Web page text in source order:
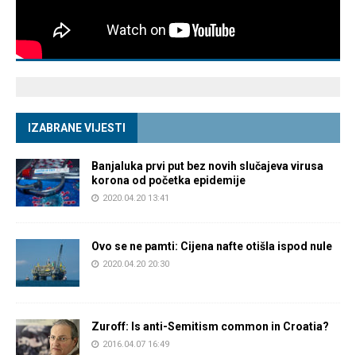
IZABRANE VIJESTI
Banjaluka prvi put bez novih slučajeva virusa
korona od početka epidemije
2020.04.20 13:41
Ovo se ne pamti: Cijena nafte otišla ispod nule
2020.04.20 20:30
Zuroff: Is anti-Semitism common in Croatia?
2016.04.07 16:49